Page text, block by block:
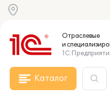
Отраслевые
и
Каталог